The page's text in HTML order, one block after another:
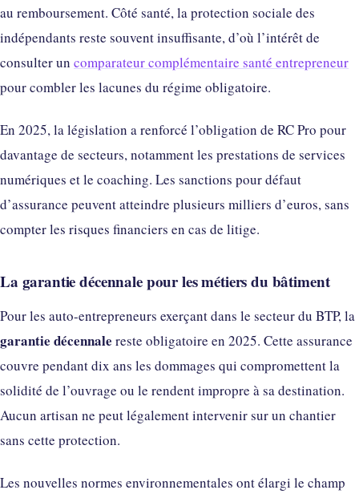
au remboursement. Côté santé, la protection sociale des
indépendants reste souvent insuffisante, d’où l’intérêt de
consulter un comparateur complémentaire santé entrepreneur
pour combler les lacunes du régime obligatoire.
En 2025, la législation a renforcé l’obligation de RC Pro pour
davantage de secteurs, notamment les prestations de services
numériques et le coaching. Les sanctions pour défaut
d’assurance peuvent atteindre plusieurs milliers d’euros, sans
compter les risques financiers en cas de litige.
La garantie décennale pour les métiers du bâtiment
Pour les auto-entrepreneurs exerçant dans le secteur du BTP, la
garantie décennale reste obligatoire en 2025. Cette assurance
couvre pendant dix ans les dommages qui compromettent la
solidité de l’ouvrage ou le rendent impropre à sa destination.
Aucun artisan ne peut légalement intervenir sur un chantier
sans cette protection.
Les nouvelles normes environnementales ont élargi le champ